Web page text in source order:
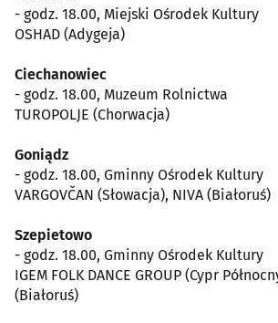
- godz. 18.00, Miejski Ośrodek Kultury
OSHAD (Adygeja)
Ciechanowiec
- godz. 18.00, Muzeum Rolnictwa
TUROPOLJE (Chorwacja)
Goniądz
- godz. 18.00, Gminny Ośrodek Kultury
VARGOVČAN (Słowacja), NIVA (Białoruś)
Szepietowo
- godz. 18.00, Gminny Ośrodek Kultury
IGEM FOLK DANCE GROUP (Cypr
(Białoruś)